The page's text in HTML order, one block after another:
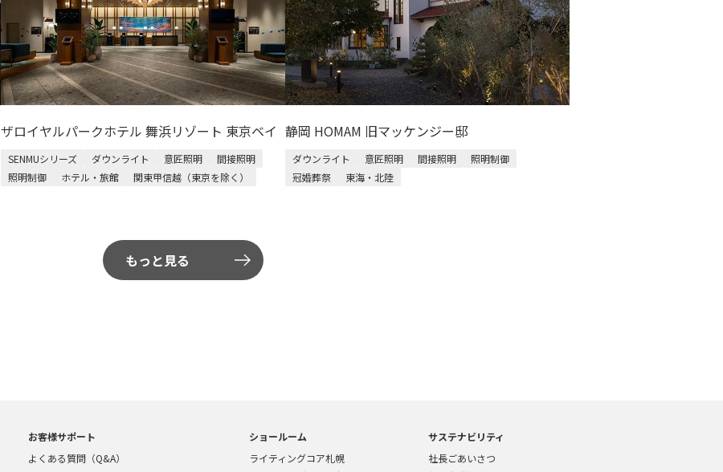
ザロイヤルパークホテル 舞浜リゾート 東京ベイ
SENMUシリーズ ダウンライト 意匠照明
間接照明
照明制御
ホテル・旅館 関東甲信越（東京を除く）
静岡 HOMAM 旧マッケンジー邸
ダウンライト 意匠照明 間接照明
照明制御
冠婚葬祭
東海・北陸
もっと見る
お客様サポート
よくある質問（Q&A）
ショールーム
ライティングコア札幌
サステナビリティ
社長ごあいさつ